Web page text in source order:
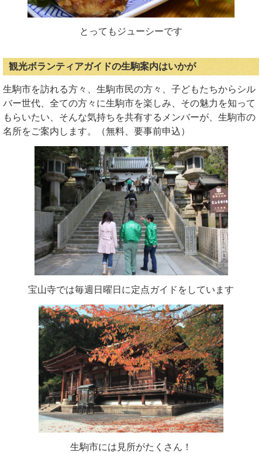
とってもジューシーです
観光ボランティアガイドの生駒案内はいかが
生駒市を訪れる方々、生駒市民の方々、子どもたちからシル
バー世代、全ての方々に生駒市を楽しみ、その魅力を知って
もらいたい、そんな気持ちを共有するメンバーが、生駒市の
名所をご案内します。（無料、要事前申込）
宝山寺では毎週日曜日に定点ガイドをしています
生駒市には見所がたくさん！